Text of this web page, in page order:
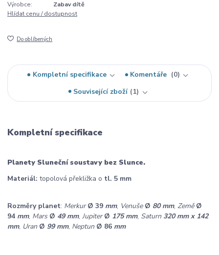
Výrobce:
Zabav dítě
Hlídat cenu / dostupnost
Do oblíbených
Kompletní specifikace Komentáře
0
Související zboží
1
Kompletní specifikace
Planety Sluneční soustavy bez Slunce.
Materiál: topolová překližka o tl. 5 mm
Rozměry planet: MerkurØ 39 mm, Venuše Ø 80 mm, ZeměØ
94 mm, Mars Ø 49 mm, JupiterØ 175 mm, Saturn 320 mm x 142
mm, Uran Ø 99 mm, Neptun Ø 86 mm